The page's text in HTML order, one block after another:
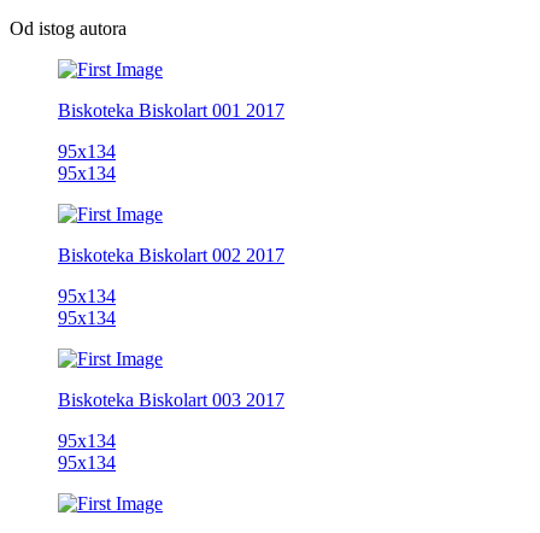
Od istog autora
Biskoteka Biskolart 001 2017
95x134
95x134
Biskoteka Biskolart 002 2017
95x134
95x134
Biskoteka Biskolart 003 2017
95x134
95x134